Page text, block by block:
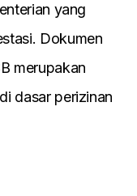
yang
Dokumen
merupakan
dasar perizinan